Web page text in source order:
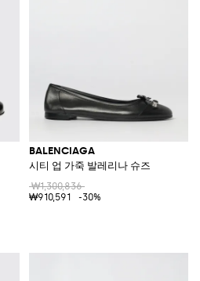
BALENCIAGA
시티 업 가죽 발레리나 슈즈
₩1,300,836
₩910,591
-30%